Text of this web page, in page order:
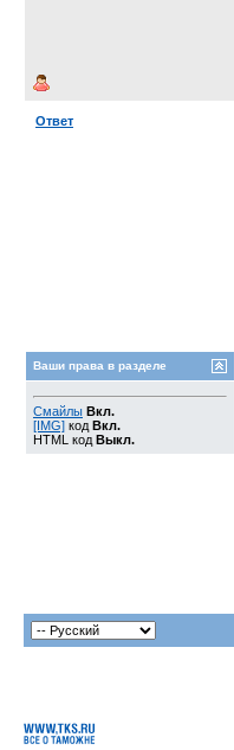
Ответ
Ваши права в разделе
Смайлы Вкл.
[IMG] код Вкл.
HTML код Выкл.